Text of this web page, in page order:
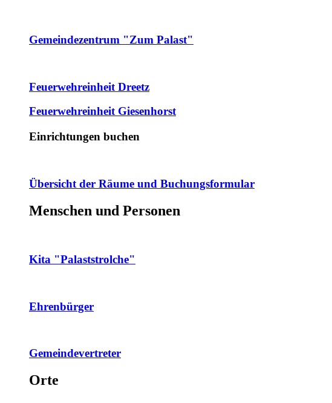
Gemeindezentrum "Zum Palast"
Feuerwehreinheit Dreetz
Feuerwehreinheit Giesenhorst
Einrichtungen buchen
Übersicht der Räume und Buchungsformular
Menschen und Personen
Kita "Palaststrolche"
Ehrenbürger
Gemeindevertreter
Orte